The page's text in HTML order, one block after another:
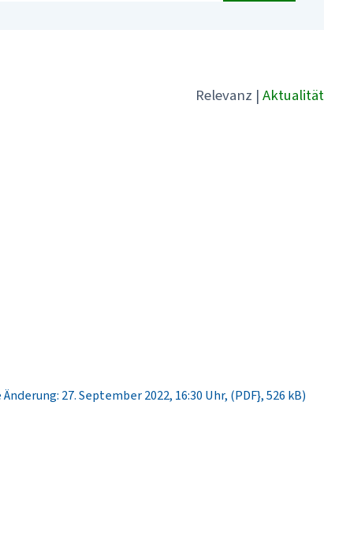
Relevanz | Aktualität
27. September 2022, 16:30 Uhr, (PDF}, 526 kB)